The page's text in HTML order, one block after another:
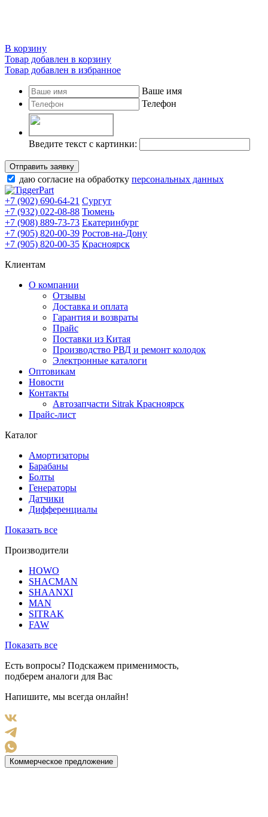
В корзину
Товар добавлен в корзину
Товар добавлен в избранное
Ваше имя
Телефон
Введите текст с картинки:
Отправить заявку
даю согласие на обработку персональных данных
+7 (902) 690-64-21 Сургут
+7 (932) 022-08-88 Тюмень
+7 (908) 889-73-73 Екатеринбург
+7 (905) 820-00-39 Ростов-на-Дону
+7 (905) 820-00-35 Красноярск
Клиентам
О компании
Отзывы
Доставка и оплата
Гарантия и возвраты
Прайс
Поставки из Китая
Производство РВД и ремонт колодок
Электронные каталоги
Оптовикам
Новости
Контакты
Автозапчасти Sitrak Красноярск
Прайс-лист
Каталог
Амортизаторы
Барабаны
Болты
Генераторы
Датчики
Дифференциалы
Показать все
Производители
HOWO
SHACMAN
SHAANXI
MAN
SITRAK
FAW
Показать все
Есть вопросы? Подскажем применимость,
подберем аналоги для Вас
Напишите, мы всегда онлайн!
Коммерческое предложение